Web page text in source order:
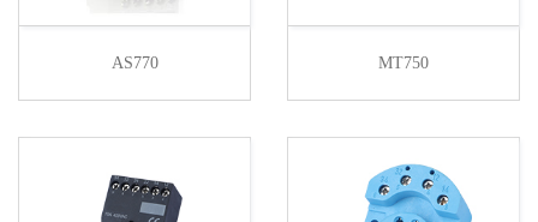
AS770 MT750